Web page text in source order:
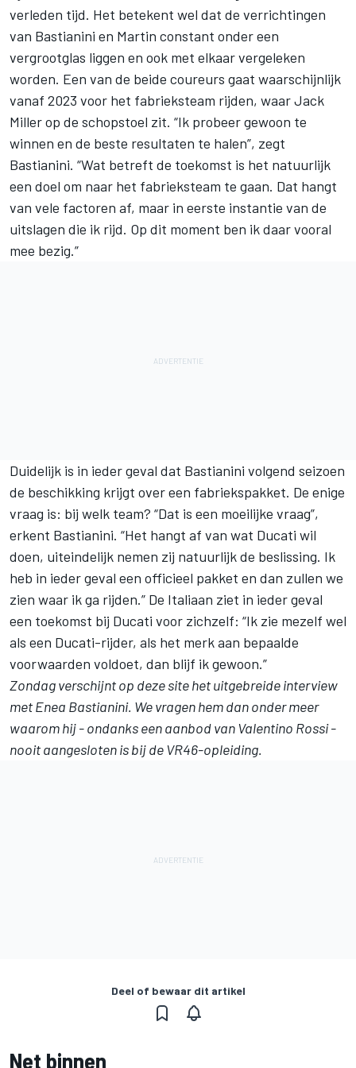
verleden tijd. Het betekent wel dat de verrichtingen
van Bastianini en Martin constant onder een
vergrootglas liggen en ook met elkaar vergeleken
worden. Een van de beide coureurs gaat waarschijnlijk
vanaf 2023 voor het fabrieksteam rijden, waarJack
Millerop de schopstoel zit. “Ik probeer gewoon te
winnen en de beste resultaten te halen”, zegt
Bastianini. “Wat betreft de toekomst is het natuurlijk
een doel om naar het fabrieksteam te gaan. Dat hangt
van vele factoren af, maar in eerste instantie van de
uitslagen die ik rijd. Op dit moment ben ik daar vooral
mee bezig.”
Duidelijk is in ieder geval dat Bastianini volgend seizoen
de beschikking krijgt over een fabriekspakket. De enige
vraag is: bij welk team? “Dat is een moeilijke vraag”,
erkent Bastianini. “Het hangt af van wat Ducati wil
doen, uiteindelijk nemen zij natuurlijk de beslissing. Ik
heb in ieder geval een officieel pakket en dan zullen we
zien waar ik ga rijden.” De Italiaan ziet in ieder geval
een toekomst bij Ducati voor zichzelf: “Ik zie mezelf wel
als een Ducati-rijder, als het merk aan bepaalde
voorwaarden voldoet, dan blijf ik gewoon.”
Zondag verschijnt op deze site het uitgebreide interview
met Enea Bastianini. We vragen hem dan onder meer
waarom hij - ondanks een aanbod van Valentino Rossi -
nooit aangesloten is bij de VR46-opleiding.
Deel of bewaar dit artikel
Net binnen